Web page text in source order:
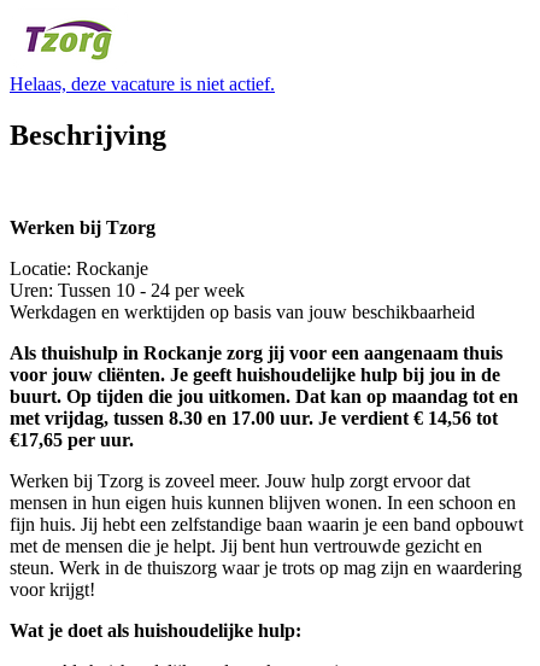
Helaas, deze vacature is niet actief.
Beschrijving
Werken bij Tzorg
Locatie: Rockanje
Uren: Tussen 10 - 24 per week
Werkdagen en werktijden op basis van jouw beschikbaarheid
Als thuishulp in Rockanje zorg jij voor een aangenaam thuis
voor jouw cliënten. Je geeft huishoudelijke hulp bij jou in de
buurt. Op tijden die jou uitkomen. Dat kan op maandag tot en
met vrijdag, tussen 8.30 en 17.00 uur. Je verdient € 14,56 tot
€17,65 per uur.
Werken bij Tzorg is zoveel meer. Jouw hulp zorgt ervoor dat
mensen in hun eigen huis kunnen blijven wonen. In een schoon en
fijn huis. Jij hebt een zelfstandige baan waarin je een band opbouwt
met de mensen die je helpt. Jij bent hun vertrouwde gezicht en
steun. Werk in de thuiszorg waar je trots op mag zijn en waardering
voor krijgt!
Wat je doet als huishoudelijke hulp: